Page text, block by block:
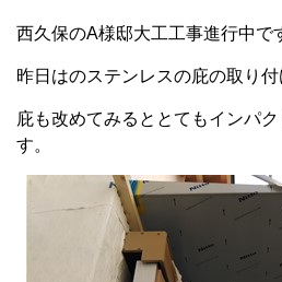
西久保のA様邸大工工事進行中で
昨日はのステンレスの庇の取り付
庇も改めてみるととてもインパ
す。